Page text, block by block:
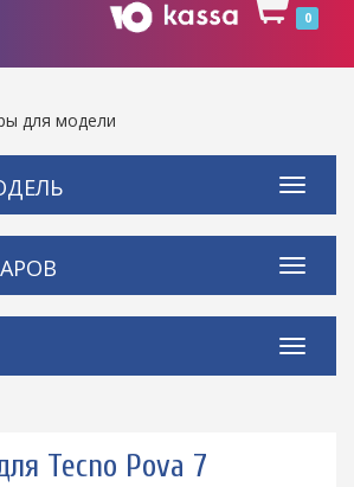
0
для модели
Tecno Pova 7